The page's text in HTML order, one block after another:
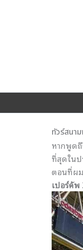
ทัวร์สนา
หากพูด
ที่สุดในป
ตอนที่ผ
เปอร์คัพ